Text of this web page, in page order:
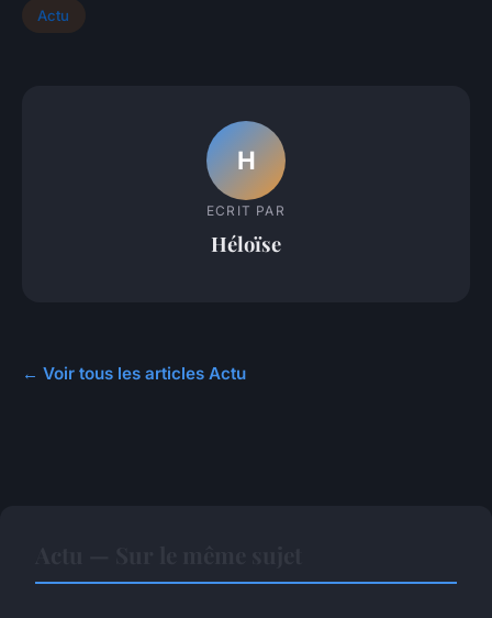
Actu
H
ECRIT PAR
Héloïse
← Voir tous les articles Actu